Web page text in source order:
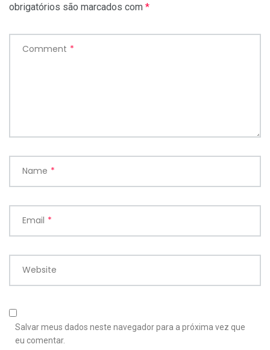
obrigatórios são marcados com *
Comment *
Name *
Email *
Website
Salvar meus dados neste navegador para a próxima vez que
eu comentar.